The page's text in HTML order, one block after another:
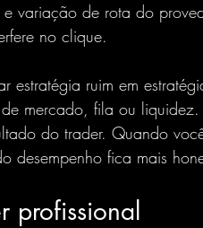
variação de rota do
no clique.
estratégia ruim em
mercado, fila ou
do trader. Quando
desempenho fica mais
profissional